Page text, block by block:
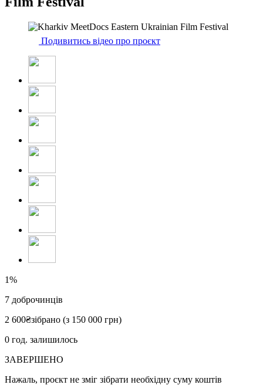
Подивитись відео про проєкт
1%
7 доброчинців
2 600₴зібрано (з 150 000 грн)
0 год. залишилось
ЗАВЕРШЕНО
Нажаль, проєкт не зміг зібрати необхідну суму коштів